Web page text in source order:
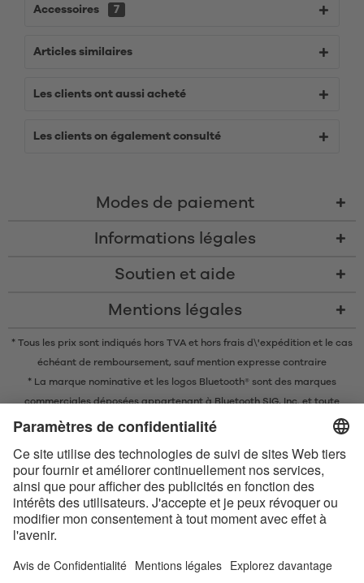
Accessoires 7
Articles similaires
Les clients ont aussi acheté
Les clients on également consulté
Modes de paiement
Informations légales
Soutien et aide
Mentions légales
* Tous les prix sont indiqués hors TVA et hors frais d\'expédition et le cas
échéant de remboursement, sauf mention expresse contraire
* La marque nominative et les logos Bluetooth® sont des marques
commerciales déposées appartenant à Bluetooth SIG, Inc. et toute
utilisation de ces marques par EIS GmbH est soumise à une licence.